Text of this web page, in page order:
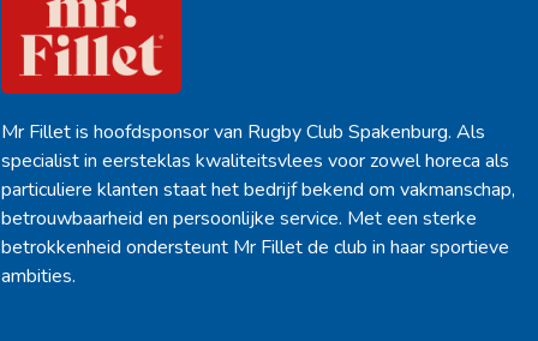
Mr Fillet is hoofdsponsor van Rugby Club Spakenburg. Als
specialist in eersteklas kwaliteitsvlees voor zowel horeca als
particuliere klanten staat het bedrijf bekend om vakmanschap,
betrouwbaarheid en persoonlijke service. Met een sterke
betrokkenheid ondersteunt Mr Fillet de club in haar sportieve
ambities.